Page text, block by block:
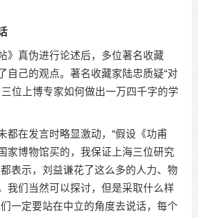
真伪进行论述后，多位著名收藏
自己的观点。著名收藏家陆忠质疑“对
三位上博专家如何做出一万四千字的学
在发言时略显激动，“假设《功甫
家博物馆买的，我保证上海三位研究
表示，刘益谦花了这么多的人力、物
我们当然可以探讨，但是采取什么样
一定要站在中立的角度去说话，每个